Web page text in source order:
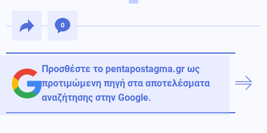
0
Προσθέστε το pentapostagma.gr ως
προτιμώμενη πηγή στα αποτελέσματα
αναζήτησης στην Google.